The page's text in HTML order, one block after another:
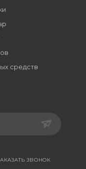
средств
ЗВОНОК